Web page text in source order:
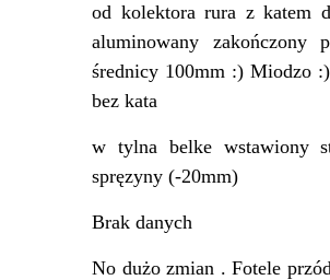
od kolektora rura z katem
aluminowany zakończony
średnicy 100mm :) Miodzo
bez kata
w tylna belke wstawiony
spręzyny (-20mm)
Brak danych
No dużo zmian . Fotele